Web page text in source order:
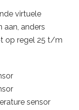
virtuele
aan, anders
op regel 25 t/m
sensor